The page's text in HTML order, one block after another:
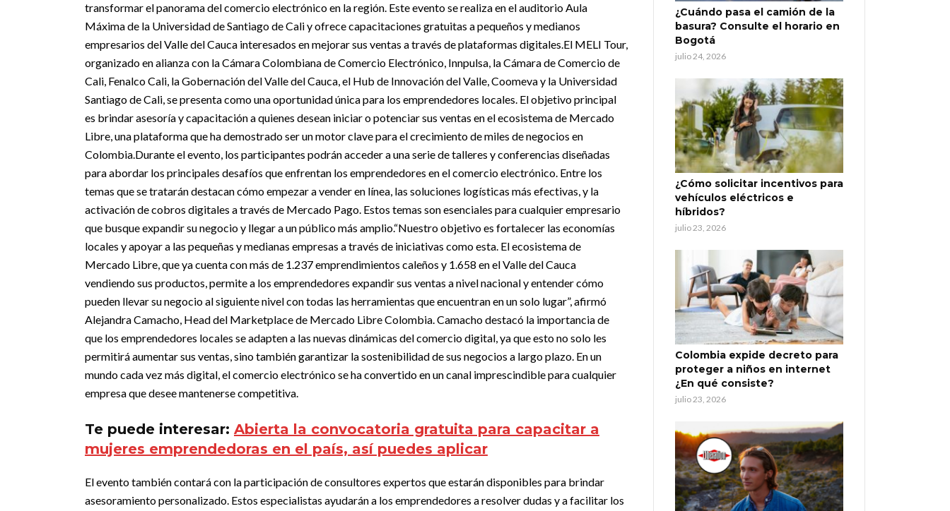
transformar el panorama del comercio electrónico en la región. Este evento se realiza en el auditorio Aula
Máxima de la Universidad de Santiago de Cali y ofrece capacitaciones gratuitas a pequeños y medianos
empresarios del Valle del Cauca interesados en mejorar sus ventas a través de plataformas digitales.El MELI Tour,
organizado en alianza con la Cámara Colombiana de Comercio Electrónico, Innpulsa, la Cámara de Comercio de
Cali, Fenalco Cali, la Gobernación del Valle del Cauca, el Hub de Innovación del Valle, Coomeva y la Universidad
Santiago de Cali, se presenta como una oportunidad única para los emprendedores locales. El objetivo principal
es brindar asesoría y capacitación a quienes desean iniciar o potenciar sus ventas en el ecosistema de Mercado
Libre, una plataforma que ha demostrado ser un motor clave para el crecimiento de miles de negocios en
Colombia.Durante el evento, los participantes podrán acceder a una serie de talleres y conferencias diseñadas
para abordar los principales desafíos que enfrentan los emprendedores en el comercio electrónico. Entre los
temas que se tratarán destacan cómo empezar a vender en línea, las soluciones logísticas más efectivas, y la
activación de cobros digitales a través de Mercado Pago. Estos temas son esenciales para cualquier empresario
que busque expandir su negocio y llegar a un público más amplio.“Nuestro objetivo es fortalecer las economías
locales y apoyar a las pequeñas y medianas empresas a través de iniciativas como esta. El ecosistema de
Mercado Libre, que ya cuenta con más de 1.237 emprendimientos caleños y 1.658 en el Valle del Cauca
vendiendo sus productos, permite a los emprendedores expandir sus ventas a nivel nacional y entender cómo
pueden llevar su negocio al siguiente nivel con todas las herramientas que encuentran en un solo lugar”, afirmó
Alejandra Camacho, Head del Marketplace de Mercado Libre Colombia.Camacho destacó la importancia de
que los emprendedores locales se adapten a las nuevas dinámicas del comercio digital, ya que esto no solo les
permitirá aumentar sus ventas, sino también garantizar la sostenibilidad de sus negocios a largo plazo. En un
mundo cada vez más digital, el comercio electrónico se ha convertido en un canal imprescindible para cualquier
empresa que desee mantenerse competitiva.
Te puede interesar: Abierta la convocatoria gratuita para capacitar a
mujeres emprendedoras en el país, así puedes aplicar
El evento también contará con la participación de consultores expertos que estarán disponibles para brindar
asesoramiento personalizado. Estos especialistas ayudarán a los emprendedores a resolver dudas y a facilitar los
¿Cuándo pasa el camión de la
basura? Consulte el horario en
Bogotá
julio 24, 2026
¿Cómo solicitar incentivos para
vehículos eléctricos e
híbridos?
julio 23, 2026
Colombia expide decreto para
proteger a niños en internet
¿En qué consiste?
julio 23, 2026